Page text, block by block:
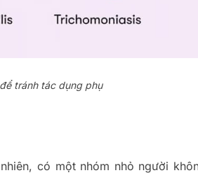
tránh tác dụng phụ
có một nhóm nhỏ người